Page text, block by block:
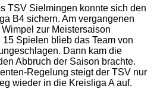
TSV Sielmingen konnte sich den
B4 sichern. Am vergangenen
zur Meistersaison
Spielen blieb das Team von
Dann kam die
Abbruch der Saison brachte.
Regelung steigt der TSV nur
wieder in die Kreisliga A auf.